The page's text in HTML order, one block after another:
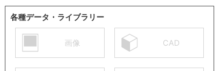
各種データ・ライブラリー
画像 CAD